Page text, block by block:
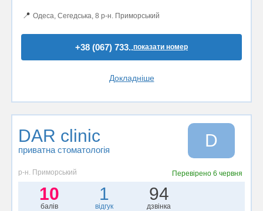
📍 Одеса, Сегедська, 8 р-н. Приморський
+38 (067) 733..показати номер
Докладніше
DAR clinic
приватна стоматологія D
р-н. Приморський Перевірено 6 червня
10
балів
1
відгук
94
дзвінка